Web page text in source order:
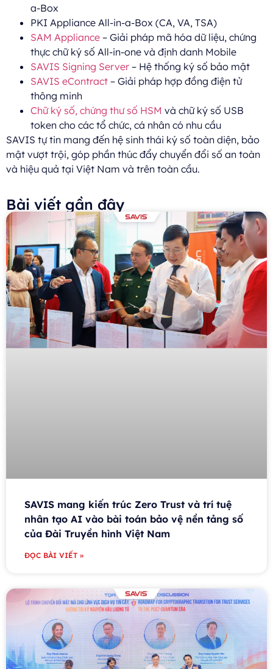
a-Box
PKI Appliance All-in-a-Box (CA, VA, TSA)
SAM Appliance – Giải pháp mã hóa dữ liệu, chứng
thực chữ ký số All-in-one và định danh Mobile
SAVIS Signing Server – Hệ thống ký số bảo mật
SAVIS eContract – Giải pháp hợp đồng điện tử
thông minh
Chữ ký số, chứng thư số HSM và chữ ký số USB
token cho các tổ chức, cá nhân có nhu cầu
SAVIS tự tin mang đến hệ sinh thái ký số toàn diện, bảo
mật vượt trội, góp phần thúc đẩy chuyển đổi số an toàn
và hiệu quả tại Việt Nam và trên toàn cầu.
Bài viết gần đây
SAVIS mang kiến trúc Zero Trust và trí tuệ
nhân tạo AI vào bài toán bảo vệ nền tảng số
của Đài Truyền hình Việt Nam
ĐỌC BÀI VIẾT »